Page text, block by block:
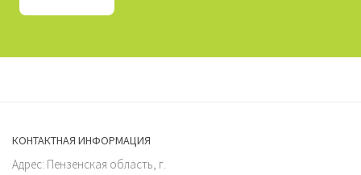
КОНТАКТНАЯ ИНФОРМАЦИЯ
Адрес: Пензенская область, г.